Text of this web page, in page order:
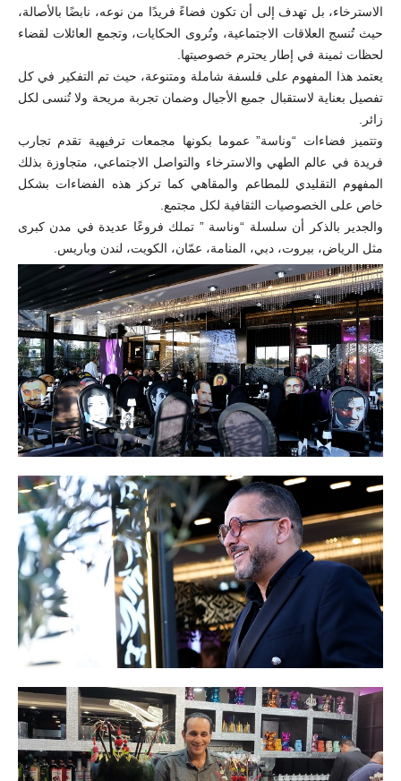
الاسترخاء، بل تهدف إلى أن تكون فضاءً فريدًا من نوعه، نابضًا بالأصالة،
حيث تُنسج العلاقات الاجتماعية، وتُروى الحكايات، وتجمع العائلات لقضاء
لحظات ثمينة في إطار يحترم خصوصيتها.
يعتمد هذا المفهوم على فلسفة شاملة ومتنوعة، حيث تم التفكير في كل
تفصيل بعناية لاستقبال جميع الأجيال وضمان تجربة مريحة ولا تُنسى لكل
زائر.
وتتميز فضاءات “وناسة” عموما بكونها مجمعات ترفيهية تقدم تجارب
فريدة في عالم الطهي والاسترخاء والتواصل الاجتماعي، متجاوزة بذلك
المفهوم التقليدي للمطاعم والمقاهي كما تركز هذه الفضاءات بشكل
خاص على الخصوصيات الثقافية لكل مجتمع.
والجدير بالذكر أن سلسلة “وناسة ” تملك فروعًا عديدة في مدن كبرى
مثل الرياض، بيروت، دبي، المنامة، عمّان، الكويت، لندن وباريس.